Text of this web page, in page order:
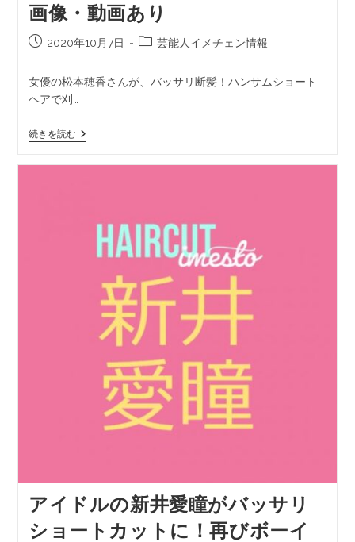
画像・動画あり
2020年10月7日 芸能人イメチェン情報
女優の松本穂香さんが、バッサリ断髪！ハンサムショート
ヘアで刈…
続きを読む
アイドルの新井愛瞳がバッサリ
ショートカットに！再びボーイ